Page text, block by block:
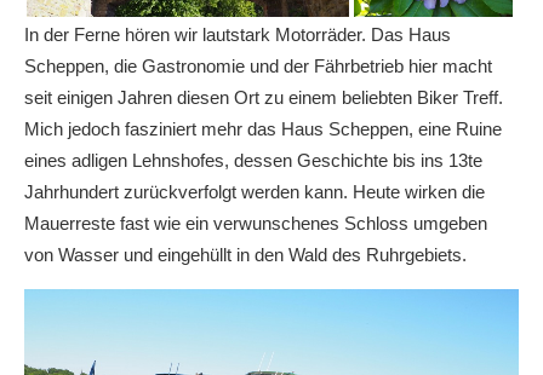
In der Ferne hören wir lautstark Motorräder. Das Haus
Scheppen, die Gastronomie und der Fährbetrieb hier macht
seit einigen Jahren diesen Ort zu einem beliebten Biker Treff.
Mich jedoch fasziniert mehr das Haus Scheppen, eine Ruine
eines adligen Lehnshofes, dessen Geschichte bis ins 13te
Jahrhundert zurückverfolgt werden kann. Heute wirken die
Mauerreste fast wie ein verwunschenes Schloss umgeben
von Wasser und eingehüllt in den Wald des Ruhrgebiets.